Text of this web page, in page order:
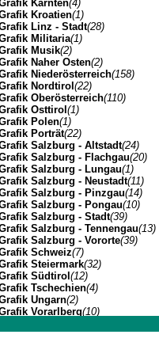
Kärnten(4)
Kroatien(1)
Linz - Stadt(28)
Militaria(1)
Musik(2)
Naher Osten(2)
Niederösterreich(158)
Nordtirol (22)
Oberösterreich(110)
Osttirol (1)
Polen(1)
Porträt(22)
Salzburg - Altstadt(24)
Salzburg - Flachgau(20)
Salzburg - Lungau(1)
Salzburg - Neustadt(11)
Salzburg - Pinzgau(14)
Salzburg - Pongau(10)
Salzburg - Stadt(39)
Salzburg - Tennengau(13)
Salzburg - Vororte(39)
Schweiz(7)
Steiermark(32)
Südtirol (12)
Tschechien(4)
Ungarn(2)
Vorarlberg(10)
Wien I(3)